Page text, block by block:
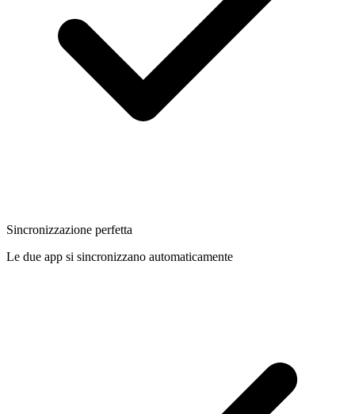
Sincronizzazione perfetta
Le due app si sincronizzano automaticamente